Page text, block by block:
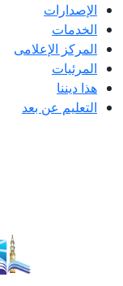
الإصدارات
الخدمات
المركز الإعلامى
المرئيات
هذا ديننا
التعليم عن بعد